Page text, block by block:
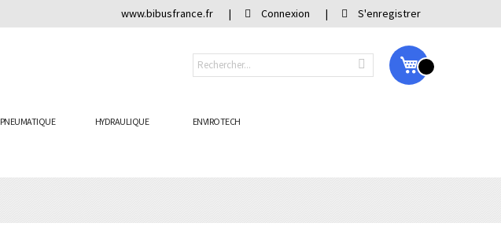
Mon panier
www.bibusfrance.fr Connexion S'enregistrer
PNEUMATIQUE HYDRAULIQUE ENVIROTECH